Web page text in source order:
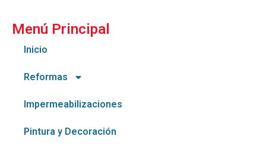
Menú Principal
Inicio
Reformas
Impermeabilizaciones
Pintura y Decoración